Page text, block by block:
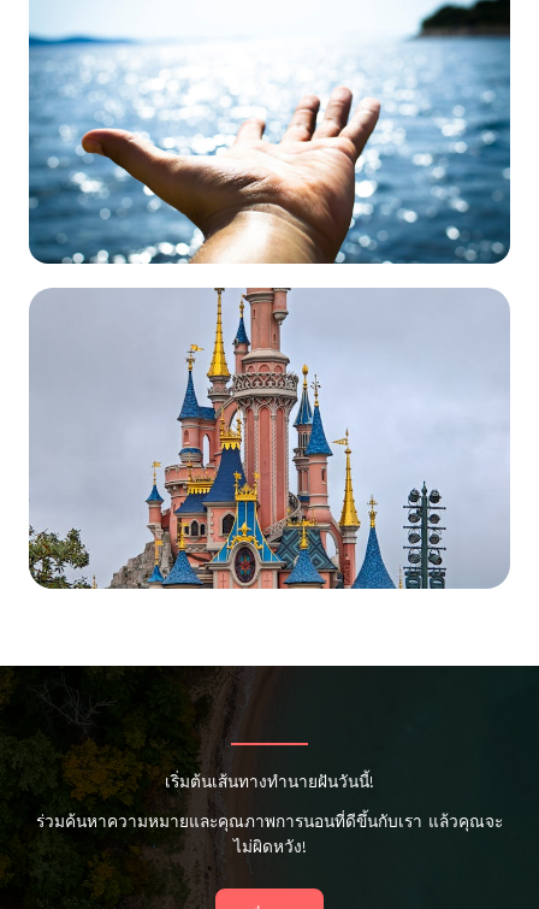
เริ่มต้นเส้นทางทำนายฝันวันนี้!
ร่วมค้นหาความหมายและคุณภาพการนอนที่ดีขึ้นกับเรา แล้วคุณจะ
ไม่ผิดหวัง!